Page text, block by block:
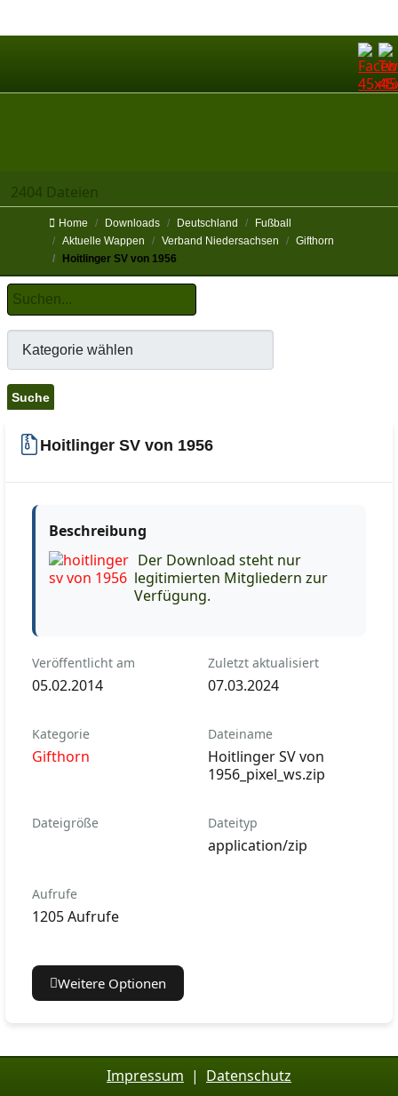
2404 Dateien
Home Downloads Deutschland
Fußball
Aktuelle Wappen
Verband Niedersachsen
Gifthorn
Hoitlinger SV von 1956
Hoitlinger SV von 1956
Beschreibung
Der Download steht nur
legitimierten Mitgliedern zur
Verfügung.
Veröffentlicht am
05.02.2014
Zuletzt aktualisiert
07.03.2024
Kategorie
Gifthorn
Dateiname
Hoitlinger SV von
1956_pixel_ws.zip
Dateigröße Dateityp
application/zip
Aufrufe
1205 Aufrufe
Weitere Optionen
Impressum | Datenschutz